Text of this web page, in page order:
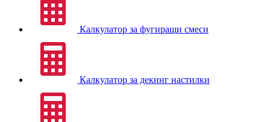
Калкулатор за фугиращи смеси
Калкулатор за декинг настилки